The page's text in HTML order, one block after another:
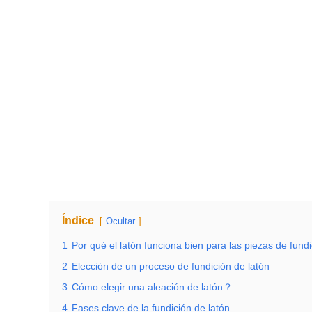
Índice Ocultar
1
Por qué el latón funciona bien para las piezas de
2 Elección de un proceso de fundición de latón
3 Cómo elegir una aleación de latón？
4 Fases clave de la fundición de latón